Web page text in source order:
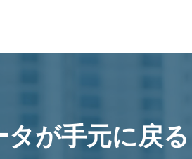
タが手元に戻